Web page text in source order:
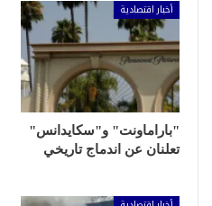
أخبار اقتصادية
"باراماونت" و"سكايدانس"
تعلنان عن اندماج تاريخي